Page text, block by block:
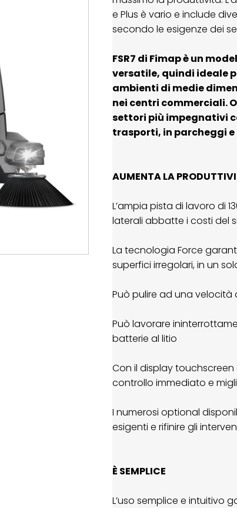
e Plus è vario e include
secondo le esigenze dei
FSR7 di Fimap è un
versatile, quindi ideale
ambienti di medie
nei centri commerciali.
settori più impegnativi
trasporti, in parcheggi
AUMENTA LA
L’ampia pista di lavoro di
laterali abbatte i costi del
La tecnologia Force
superfici irregolari, in un
Può pulire ad una velocità
Può lavorare
batterie al litio
Con il display
controllo immediato e
I numerosi optional
esigenti e rifinire gli
È SEMPLICE
L’uso semplice e intuitivo